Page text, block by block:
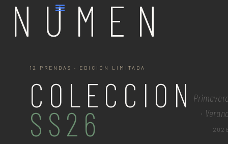
NUMEN
12 PRENDAS · EDICIÓN LIMITADA
COLECCION
SS26
·